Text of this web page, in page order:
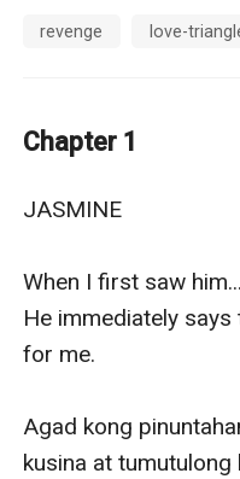
na niya sa kanyang
magmamaha.
dalawa at guluhin ang
Anong mangyayari sa
at sa relasyon niya sa
sila naniniwala kay
magwawagi ang plano
This is the lovestory of
revenge love-
Chapter 1
JASMINE
When I first saw
He immediately
for me.
Agad kong
kusina at tumutulong